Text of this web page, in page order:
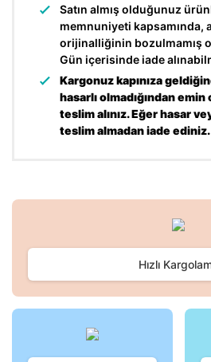
Satın almış olduğunuz
memnuniyeti kapsamında,
orijinalliğinin bozulmamış
Gün içerisinde iade
Kargonuz kapınıza
hasarlı olmadığından
teslim alınız. Eğer hasar
teslim almadan iade ediniz.
Bu ürüne ilk yorumu
Yorum Yaz
kullanarak tarafımıza iletebilirsiniz.
Ürün resmi kalitesiz, bozuk veya
Hızlı